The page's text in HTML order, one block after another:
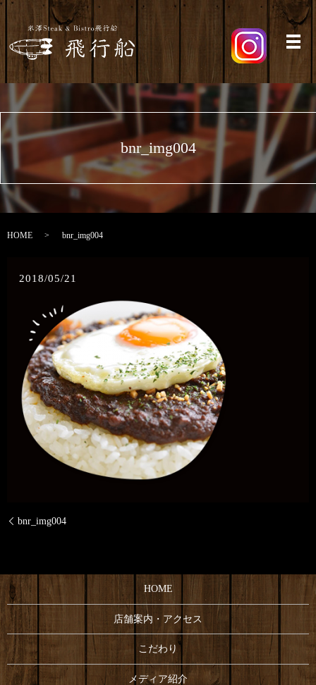
メ
bnr_img004
HOME bnr_img004
2018/05/21
bnr_img004
HOME
店舗案内・アクセス
こだわり
メディア紹介